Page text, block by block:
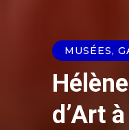
MUSÉES,
d’Art